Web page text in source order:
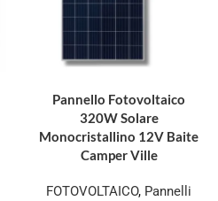
Pannello Fotovoltaico
320W Solare
Monocristallino 12V Baite
Camper Ville
FOTOVOLTAICO, Pannelli